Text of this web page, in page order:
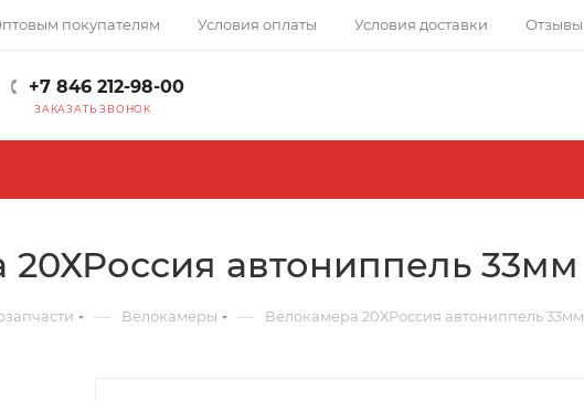
покупателям Условия оплаты Условия доставки Отзывы
+7 846 212-98-00
ЗАКАЗАТЬ ЗВОНОК
20ХРоссия автониппель 33мм
— Велокамеры — Велокамера 20ХРоссия автониппель 33мм